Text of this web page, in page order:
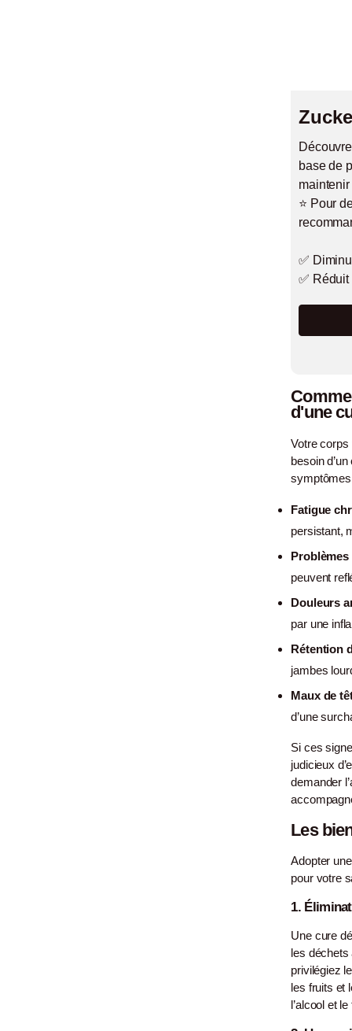
base de
⭐️ Pour
✅
✅ Réduit
d'une
Votre corps
besoin
Fatigue
persistant,
Problèmes
peuvent
Douleurs
par une
Rétention
jambes
Maux de
d’une
Si ces
judicieux
demander
Les
Adopter
pour votre
1.
Une cure
les
privilégiez
les fruits et
l’alcool et